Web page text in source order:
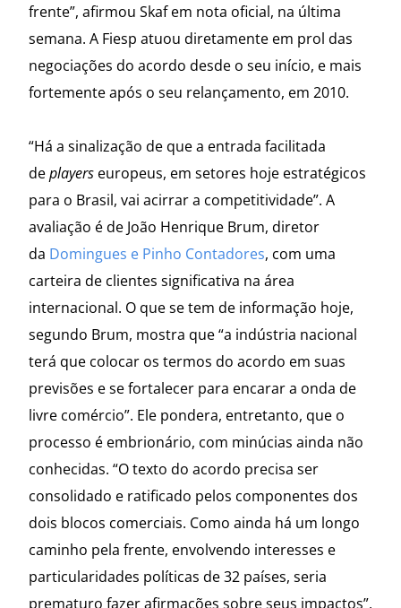
frente”, afirmou Skaf em nota oficial, na última
semana. A Fiesp atuou diretamente em prol das
negociações do acordo desde o seu início, e mais
fortemente após o seu relançamento, em 2010.
“Há a sinalização de que a entrada facilitada
deplayers europeus, em setores hoje estratégicos
para o Brasil, vai acirrar a competitividade”. A
avaliação é de João Henrique Brum, diretor
da Domingues e Pinho Contadores, com uma
carteira de clientes significativa na área
internacional. O que se tem de informação hoje,
segundo Brum, mostra que “a indústria nacional
terá que colocar os termos do acordo em suas
previsões e se fortalecer para encarar a onda de
livre comércio”. Ele pondera, entretanto, que o
processo é embrionário, com minúcias ainda não
conhecidas. “O texto do acordo precisa ser
consolidado e ratificado pelos componentes dos
dois blocos comerciais. Como ainda há um longo
caminho pela frente, envolvendo interesses e
particularidades políticas de 32 países, seria
prematuro fazer afirmações sobre seus impactos”,